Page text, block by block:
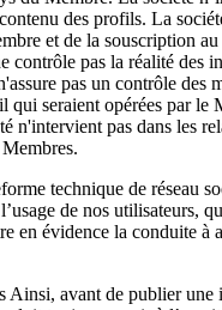
des profils. La
et de la souscription
contrôle pas la réalité des
pas un contrôle des
qui seraient opérées par le
n'intervient pas dans les
technique de réseau
de nos utilisateurs,
en évidence la conduite à
Ainsi, avant de publier une